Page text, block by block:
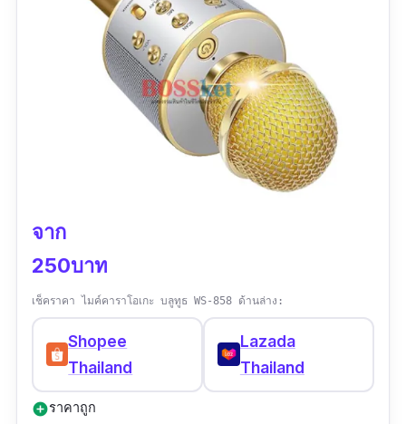
จาก
250บาท
เช็คราคา ไมค์คาราโอเกะ บลูทูธ WS-858 ด้านล่าง:
Shopee
Thailand
Lazada
Thailand
add_circleราคาถูก